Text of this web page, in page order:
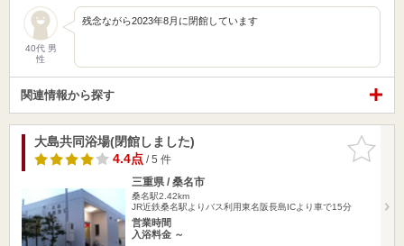
40代 男
性
残念ながら2023年8月に閉館しています
関連情報から探す
お気に入
りに追加
大島共同浴場(閉館しました)
4.4点/ 5 件
三重県 / 桑名市
桑名駅2.42km
JR近鉄桑名駅よりバス利用東名阪長島ICより車で15分
営業時間
入浴料金 ～